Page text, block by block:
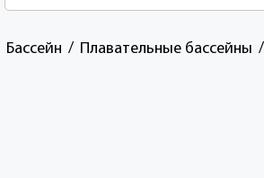
Бассейн Плавательные бассейны